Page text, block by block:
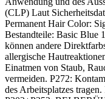
(CLP) Laut
Permanent Hair Color:
Bestandteile: Basic Blue
können andere
allergische
Einatmen von Staub,
vermeiden. P272:
des Arbeitsplatzes